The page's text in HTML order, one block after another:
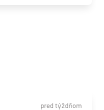
pred týždňom